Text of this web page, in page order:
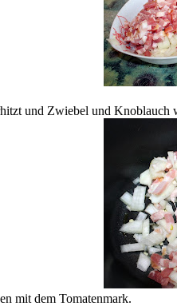
und Zwiebel und Knoblauch
mit dem Tomatenmark.